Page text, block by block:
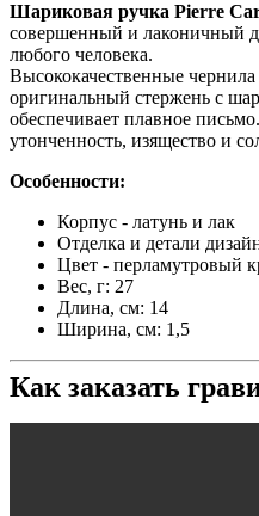
Шариковая ручка Pierre
совершенный и лаконичный
любого человека.
Высококачественные
оригинальный стержень с
обеспечивает плавное
утонченность, изящество и
Особенности:
Корпус - латунь и лак
Отделка и детали
Цвет - перламутровый
Вес, г: 27
Длина, см: 14
Ширина, см: 1,5
Как заказать